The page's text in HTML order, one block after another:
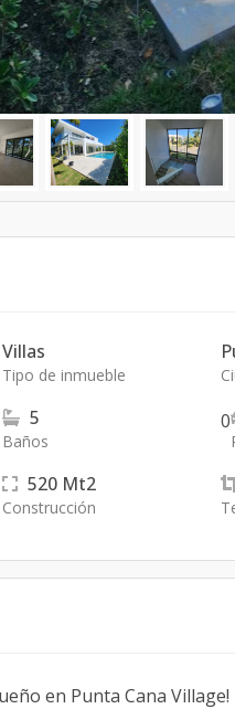
Villas
Tipo de inmueble
5
Baños
0
520 Mt2
Construcción
en Punta Cana